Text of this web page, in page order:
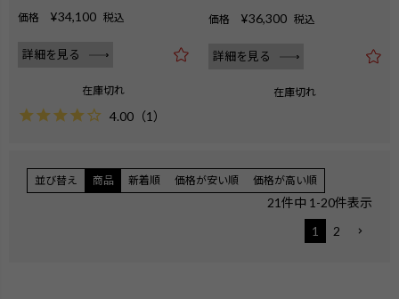
価格 ¥34,100 税込
詳細を見る
在庫切れ
4.00 （1）
価格 ¥36,300 税込
詳細を見る
在庫切れ
並び替え 商品 新着順 価格が安い順 価格が高い順
21件中 1 -20件表示
1
2